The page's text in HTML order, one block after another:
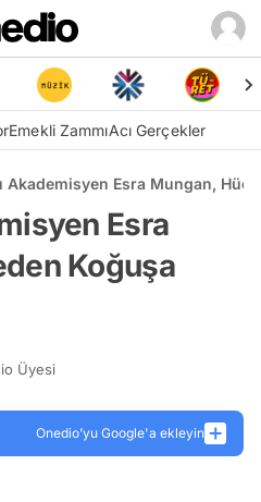
Emekli ZammıAcı Gerçekler
Akademisyen Esra Mungan,
Esra
Koğuşa
Üyesi
Onedio’yu Google'a ekleyin